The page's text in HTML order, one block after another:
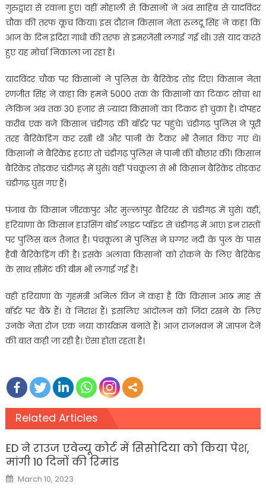
गुरुद्वारा से रवाना हुए। वहीं मोहाली से किसानों ने अंब साहिब से यादविंदर
चौक की तरफ कूच किया। इस दौरान किसान नेता रुलदू सिंह ने कहा कि
आज के दिन इंदिरा गांधी की तरफ से इमरजेंसी लगाई गई थी। उसे याद करते
हुए यह मोर्चा निकाला जा रहा है।
यादविंदर चौक पर किसानों ने पुलिस के बैरिकेड तोड़ दिए। किसान नेता
रणजीत सिंह ने कहा कि हमने 5000 तक के किसानों का टिकट सोचा था
लेकिन अब तक 30 हजार से ज्यादा किसानों का टिकट हो चुका है। दोपहर
करीब एक बजे किसान चंडीगढ़ की बॉर्डर पर पहुंचे। चंडीगढ़ पुलिस ने पूरी
तरह बैरिकेडिंग कर रखी थी और पानी के टैंकर भी तैनात किए गए थे।
किसानों ने बैरिकेड हटाए तो चंडीगढ़ पुलिस ने पानी की बौछार की। किसान
बैरिकेड तोड़कर चंडीगढ़ में घुसे। वहीं पंचकूला से भी किसान बैरिकेड तोड़कर
चंडीगढ़ घुस गए हैं।
पंजाब के किसान जीरकपुर और मुल्लांपुर बैरियर से चंडीगढ़ में घुसे। वहीं,
हरियाणा के किसान हाउसिंग बोर्ड लाइट प्वॉइंट से चंडीगढ़ में आए। इन रास्तों
पर पुलिस बल तैनात है। पंचकूला में पुलिस ने घग्गर नदी के पुल के पास
हैवी बैरिकेडिंग की है। इसके अलावा किसानों को रोकने के लिए बैरिकेड
के साथ सीमेंट की बीम भी लगाई गई है।
वहीं हरियाणा के गृहमंत्री अनिल विज ने कहा है कि किसान आठ माह से
बॉर्डर पर बैठे हैं। वे निराश हैं। इसलिए आंदोलन को जिंदा रखने के लिए
उनके नेता रोज एक नया कार्यक्रम बनाते हैं। आज राजभवन में ज्ञापन देने
की बात कही जा रही है। ऐसा होता रहता है।
Related Articles
ED ने राउज एवेन्यू कोर्ट में सिसोदिया को किया पेश,
मांगी 10 दिनों की रिमांड
Posted
on
March 10, 2023